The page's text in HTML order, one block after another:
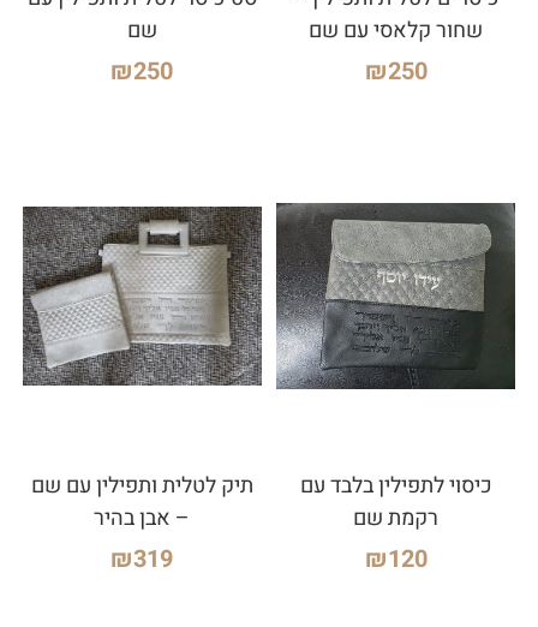
שחור קלאסי עם שם
₪250
שם
₪250
כיסוי לתפילין בלבד עם
רקמת שם
₪120
תיק לטלית ותפילין עם שם
– אבן בהיר
₪319